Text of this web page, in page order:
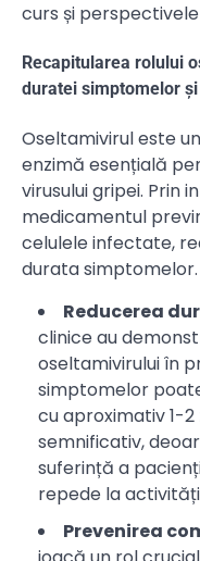
curs și
Recapitularea rolului
duratei simptomelor
Oseltamivirul este
enzimă esențială
virusului gripei. Prin
medicamentul
celulele infectate,
durata simptomelor.
Reducerea
clinice au
oseltamivirului în
simptomelor
cu aproximativ 1-
semnificativ,
suferință a
repede la
Prevenirea